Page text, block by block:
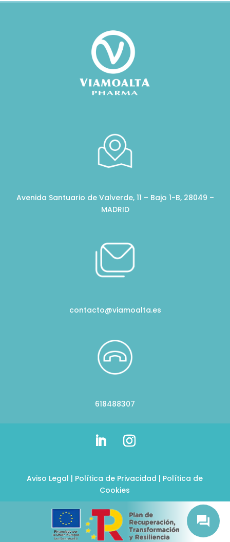
Avenida Santuario de Valverde, 11 – Bajo 1-B, 28049 –
MADRID
contacto@viamoalta.es
618488307
Aviso Legal | Política de Privacidad | Política de
Cookies